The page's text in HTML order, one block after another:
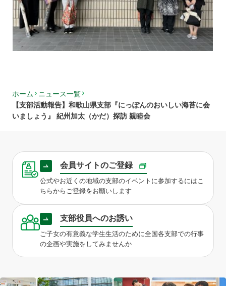
ホーム ニュース一覧
【支部活動報告】和歌山県支部『にっぽんのおいしい海苔に会
いましょう』 紀州加太（かだ）探訪 親睦会
会員サイトのご登録
公式やお近くの地域の支部のイベントに参加するにはこ
ちらからご登録をお願いします
支部役員へのお誘い
ご子女の有意義な学生生活のために全国各支部での行事
の企画や実施をしてみませんか